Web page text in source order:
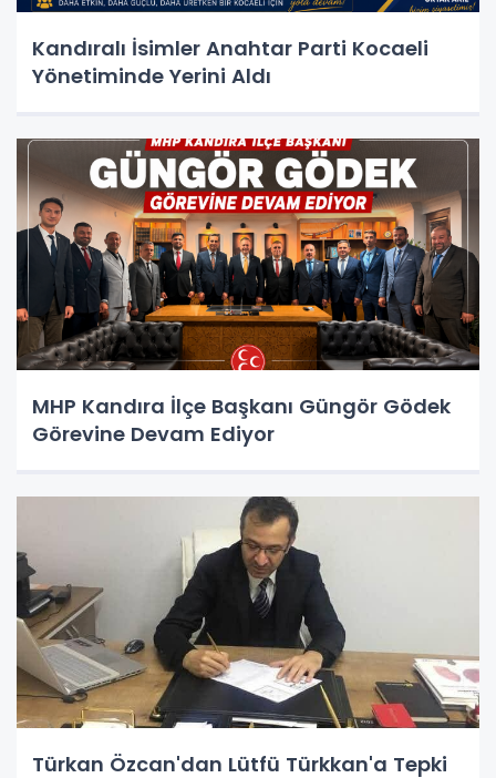
Kandıralı İsimler Anahtar Parti Kocaeli
Yönetiminde Yerini Aldı
MHP Kandıra İlçe Başkanı Güngör Gödek
Görevine Devam Ediyor
Türkan Özcan'dan Lütfü Türkkan'a Tepki